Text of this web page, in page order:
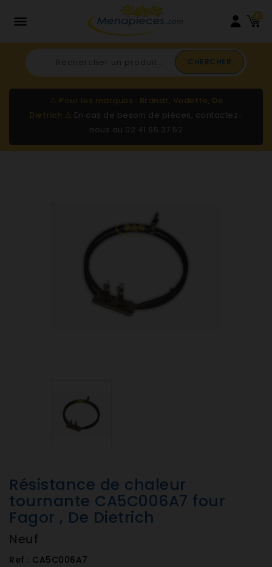
 0
CHERCHER
⚠️ Pour les marques : Brandt, Vedette, De
Dietrich ⚠️ En cas de besoin de pièces, contactez-
nous au 02 41 65 37 52
Résistance de chaleur
tournante CA5C006A7 four
Fagor , De Dietrich
Neuf
Ref : CA5C006A7